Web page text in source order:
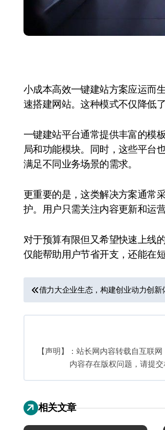
小成本高效一键建站方案应运而
速搭建网站。这种模式不仅降低
一键建站平台通常提供丰富的模
局和功能模块。同时，这些平台
满足不同业务场景的需求。
更重要的是，这类解决方案通常
护。用户只需关注内容更新和运
对于预算有限但又希望快速上线
仅能帮助用户节省开支，还能在
文
章
借力大企业生态，构建创业动力创新
【声明】：站长网内容转载自互联
内容存在版权问题，请提
相关文章